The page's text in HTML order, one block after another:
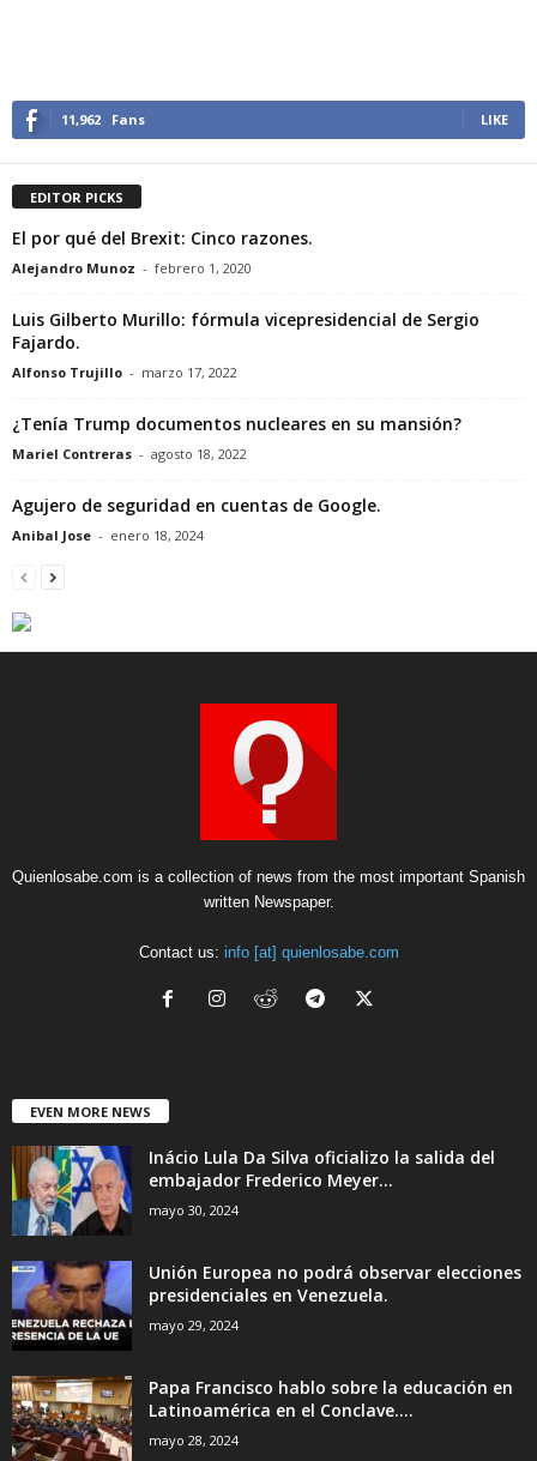
11,962 Fans LIKE
EDITOR PICKS
El por qué del Brexit: Cinco razones.
Alejandro Munoz - febrero 1, 2020
Luis Gilberto Murillo: fórmula vicepresidencial de Sergio
Fajardo.
Alfonso Trujillo - marzo 17, 2022
¿Tenía Trump documentos nucleares en su mansión?
Mariel Contreras - agosto 18, 2022
Agujero de seguridad en cuentas de Google.
Anibal Jose - enero 18, 2024
Quienlosabe.com is a collection of news from the most important Spanish
written Newspaper.
Contact us: info [at] quienlosabe.com
EVEN MORE NEWS
Inácio Lula Da Silva oficializo la salida del
embajador Frederico Meyer...
mayo 30, 2024
Unión Europea no podrá observar elecciones
presidenciales en Venezuela.
mayo 29, 2024
Papa Francisco hablo sobre la educación en
Latinoamérica en el Conclave....
mayo 28, 2024